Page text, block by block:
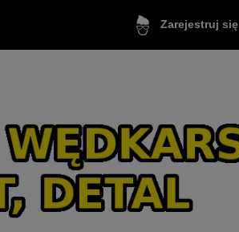
Zarejestruj się